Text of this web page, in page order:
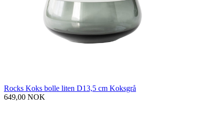
Rocks Koks bolle liten D13,5 cm Koksgrå
649,00 NOK